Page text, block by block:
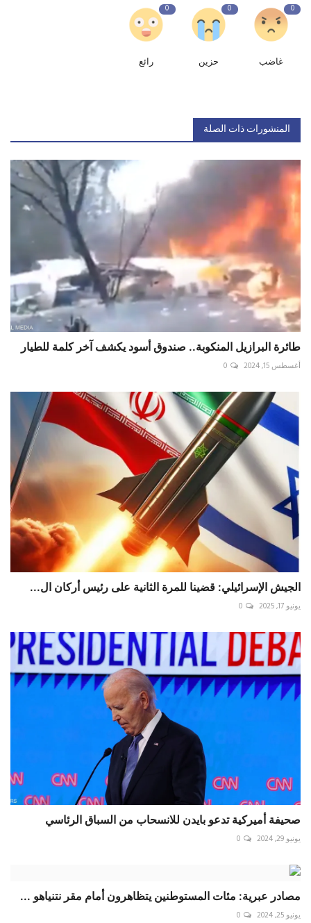
0
غاضب
0
حزين
0
رائع
المنشورات ذات الصلة
طائرة البرازيل المنكوبة.. صندوق أسود يكشف آخر كلمة للطيار
أغسطس 15, 2024 0
الجيش الإسرائيلي: قضينا للمرة الثانية على رئيس أركان ال...
يونيو 17, 2025 0
صحيفة أميركية تدعو بايدن للانسحاب من السباق الرئاسي
يونيو 29, 2024 0
مصادر عبرية: مئات المستوطنين يتظاهرون أمام مقر نتنياهو ...
يونيو 25, 2024 0